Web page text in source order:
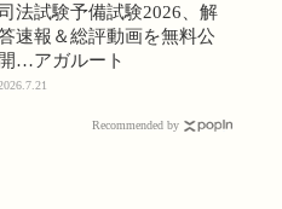
法試験予備試験2026、解
速報＆総評動画を無料公
開…アガルート
Recommended by